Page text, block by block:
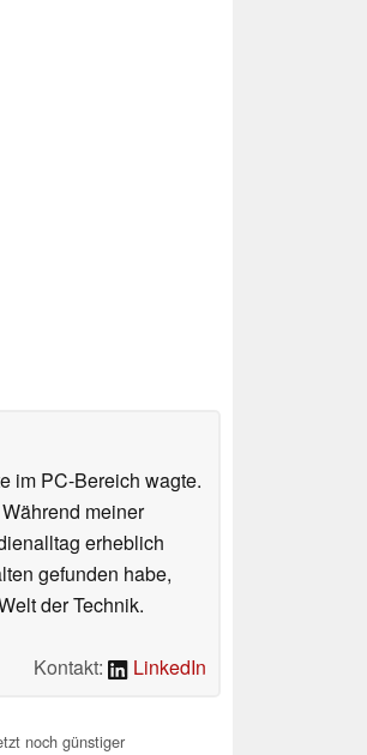
im PC-Bereich wagte.
meiner
erheblich
gefunden habe,
der Technik.
Kontakt:
LinkedIn
noch günstiger